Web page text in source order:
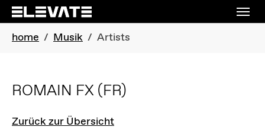
Skip to main navigation
Skip to main content
Skip to page footer
You are here:
home Musik Artists
ROMAIN FX (FR)
Zurück zur Übersicht